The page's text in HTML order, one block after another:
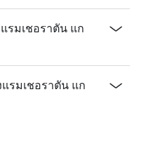
รมเชอราตัน แก
รมเชอราตัน แก